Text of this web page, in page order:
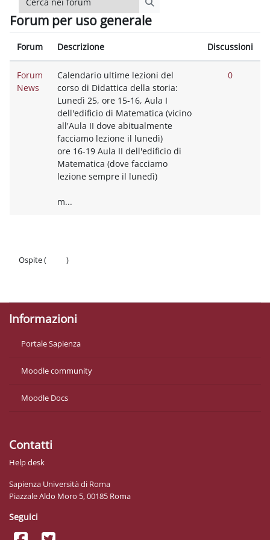
Cerca nei forum
Forum per uso generale
Forum Descrizione Discussioni
Forum
News
Calendario ultime lezioni del
corso di Didattica della storia:
Lunedì 25, ore 15-16, Aula I
dell'edificio di Matematica (vicino
all'Aula II dove abitualmente
facciamo lezione il lunedì)
ore 16-19 Aula II dell'edificio di
Matematica (dove facciamo
lezione sempre il lunedì)
m...
0
Ospite (
)
Informazioni
Portale Sapienza
Moodle community
Moodle Docs
Contatti
Help desk
Sapienza Università di Roma
Piazzale Aldo Moro 5, 00185 Roma
Seguici